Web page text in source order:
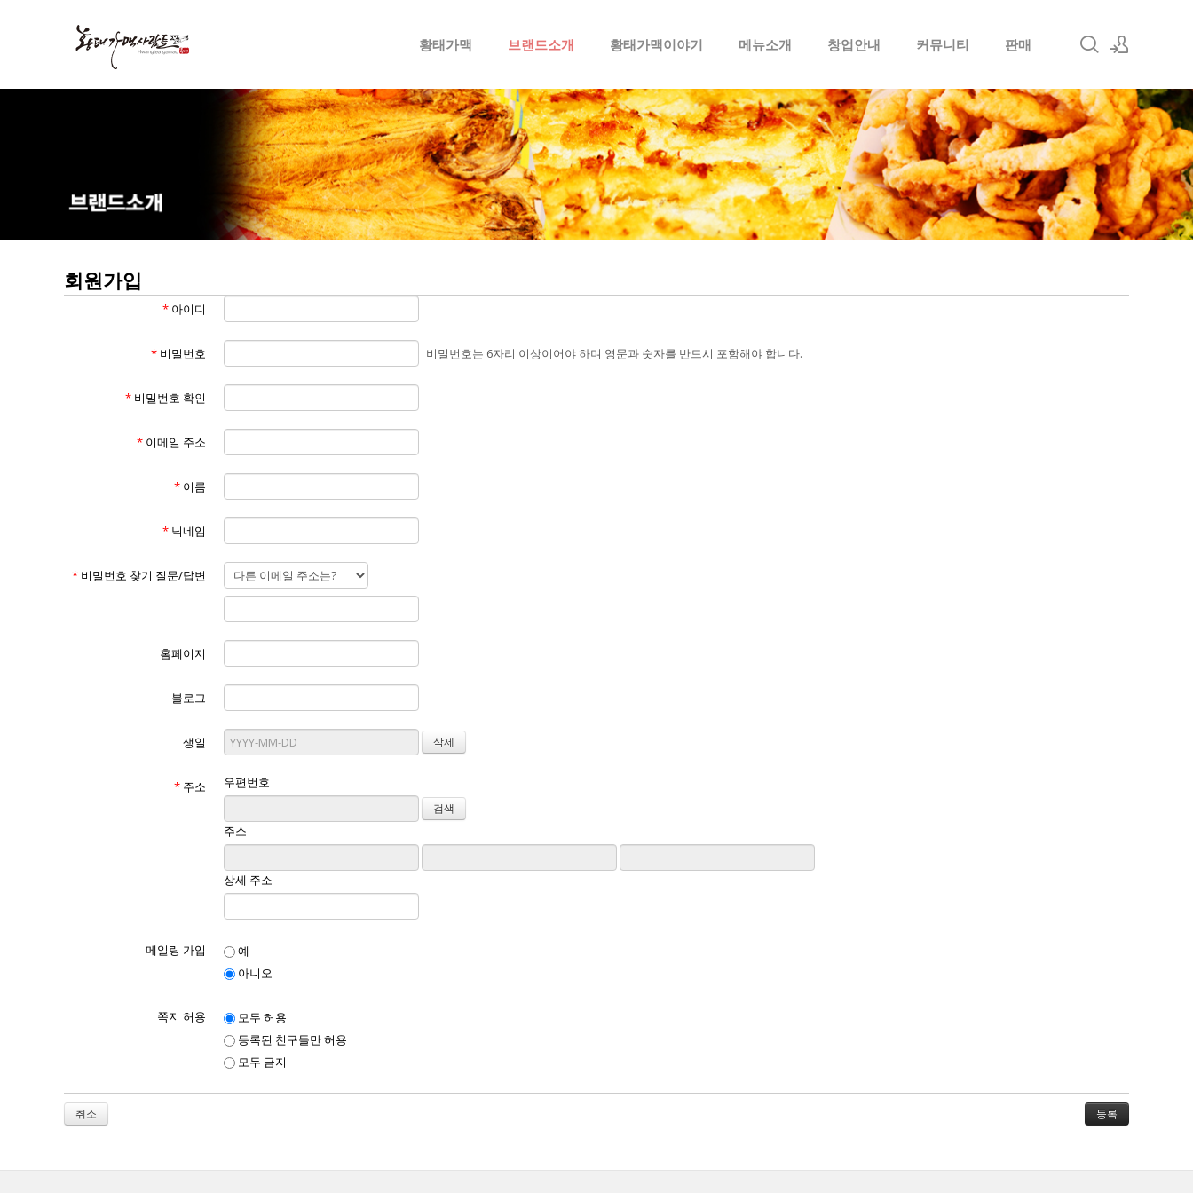
로그인
회원가입
황태가맥 브랜드소개 황태가맥이야기 메뉴소개 창업안내 커뮤니티 판매
회원가입
* 아이디
* 비밀번호 비밀번호는 6자리 이상이어야 하며 영문과 숫자를 반드시 포함해야 합니다.
* 비밀번호 확인
* 이메일 주소
* 이름
* 닉네임
* 비밀번호 찾기 질문/답변
홈페이지
블로그
생일
* 주소 우편번호
주소
상세 주소
메일링 가입
예
아니오
쪽지 허용
모두 허용
등록된 친구들만 허용
모두 금지
취소